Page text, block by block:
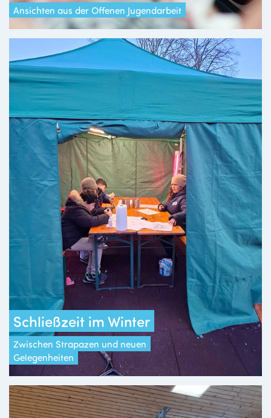
Ansichten aus der Offenen Jugendarbeit
Schließzeit im Winter
Zwischen Strapazen und neuen
Gelegenheiten